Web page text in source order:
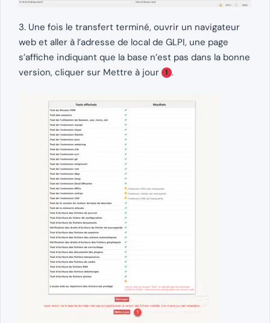
3. Une fois le transfert terminé, ouvrir un navigateur
web et aller à l’adresse de local de GLPI, une page
s’affiche indiquant que la base n’est pas dans la bonne
version, cliquer sur Mettre à jour
1 .